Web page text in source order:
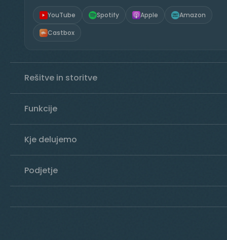
YouTube Spotify Apple Amazon
Castbox
Rešitve in storitve
Funkcije
Kje delujemo
Podjetje